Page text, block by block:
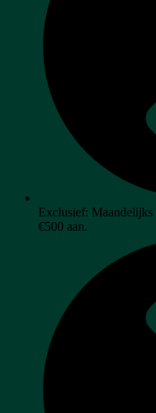
Exclusief: Maandelijks
€500 aan.